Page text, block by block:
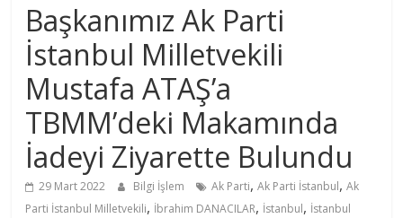
Başkanımız Ak Parti
İstanbul Milletvekili
Mustafa ATAŞ’a
TBMM’deki Makamında
İadeyi Ziyarette Bulundu
29 Mart 2022 Bilgi İşlem Ak Parti,Ak Parti İstanbul,Ak
Parti İstanbul Milletvekili, İbrahim DANACILAR, İstanbul, İstanbul